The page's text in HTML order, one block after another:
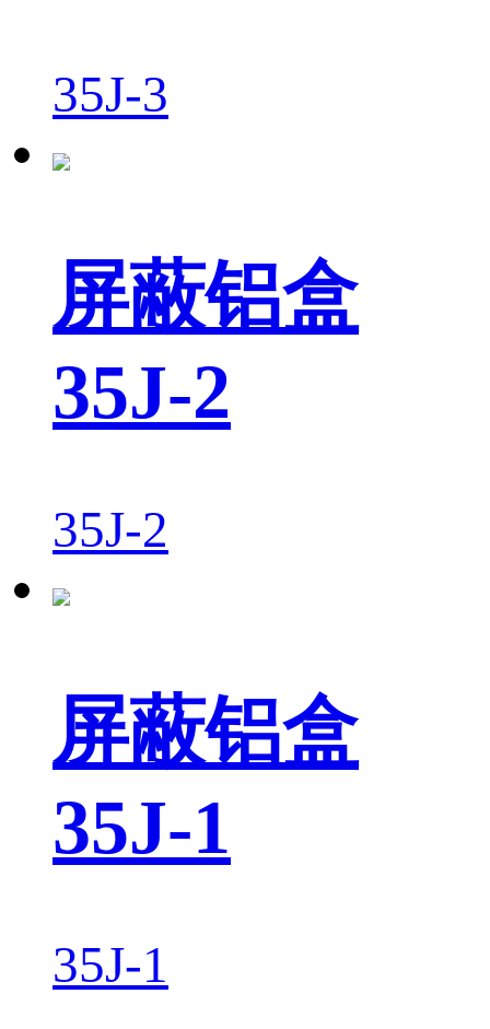
35J-3
屏蔽铝盒
35J-2
35J-2
屏蔽铝盒
35J-1
35J-1